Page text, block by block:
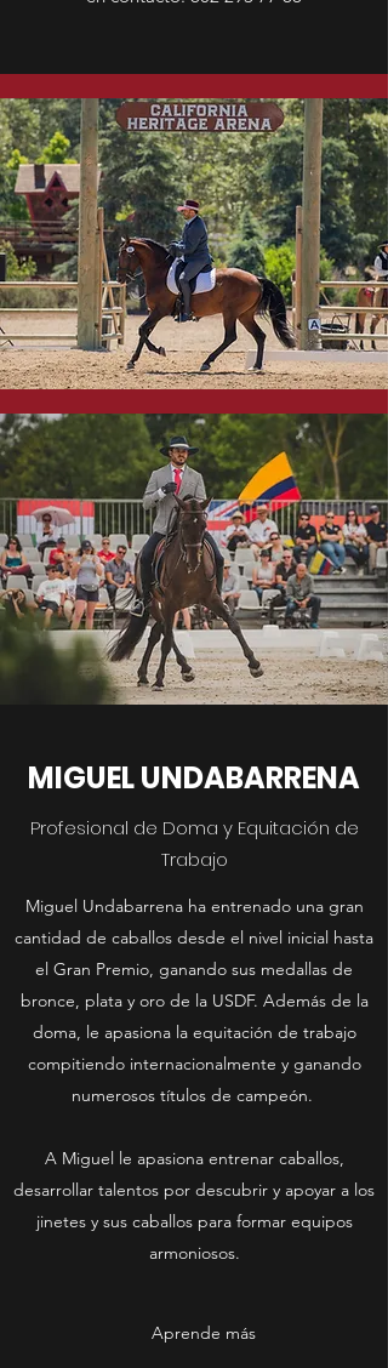
MIGUEL UNDABARRENA
Profesional de Doma y Equitación de
Trabajo
Miguel Undabarrena ha entrenado una gran
cantidad de caballos desde el nivel inicial hasta
el Gran Premio, ganando sus medallas de
bronce, plata y oro de la USDF. Además de la
doma, le apasiona la equitación de trabajo
compitiendo internacionalmente y ganando
numerosos títulos de campeón.
A Miguel le apasiona entrenar caballos,
desarrollar talentos por descubrir y apoyar a los
jinetes y sus caballos para formar equipos
armoniosos.
Aprende más